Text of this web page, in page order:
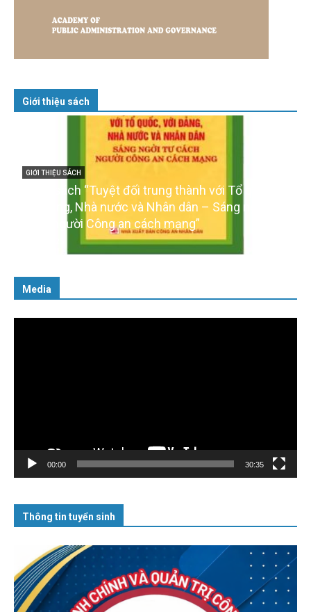
Giới thiệu sách
GIỚI THIỆU SÁCH
Cuốn sách “Tuyệt đối trung thành với Tổ quốc,
với Đảng, Nhà nước và Nhân dân – Sáng ngời tư
cách người Công an cách mạng”
Media
00:00 30:35
Thông tin tuyển sinh